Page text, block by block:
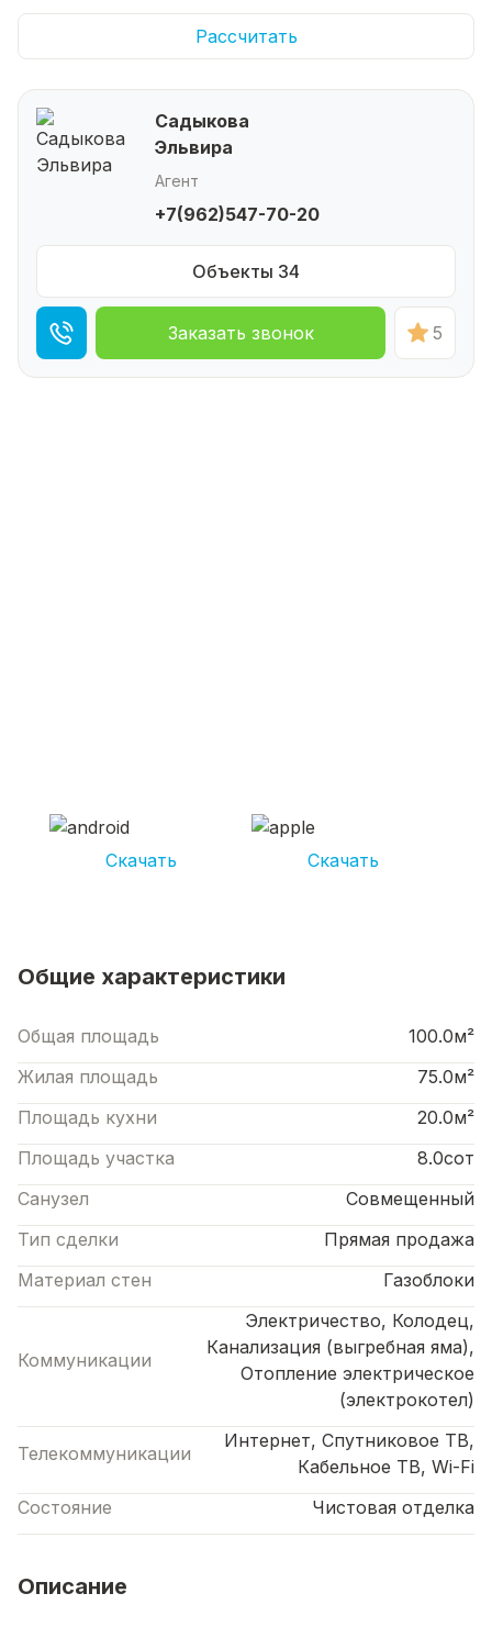
Рассчитать
Садыкова
Эльвира
Агент
+7(962)547-70-20
Объекты 34
Заказать звонок 5
Скачать Скачать
Общие характеристики
Общая площадь
100.0м²
Жилая площадь
75.0м²
Площадь кухни
20.0м²
Площадь участка
8.0сот
Санузел
Совмещенный
Тип сделки
Прямая продажа
Материал стен
Газоблоки
Коммуникации
Электричество, Колодец,
Канализация (выгребная яма),
Отопление электрическое
(электрокотел)
Телекоммуникации
Интернет, Спутниковое ТВ,
Кабельное ТВ, Wi-Fi
Состояние
Чистовая отделка
Описание